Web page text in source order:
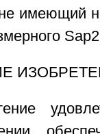
имеющий